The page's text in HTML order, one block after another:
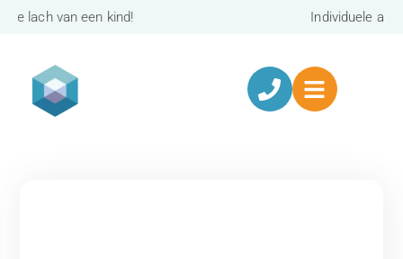
Individuele ambulante begeleiding